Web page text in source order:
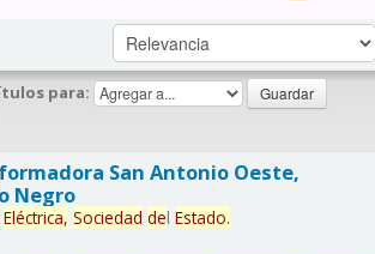
para:
San Antonio Oeste,
Negro
Eléctrica, Sociedad del Estado.